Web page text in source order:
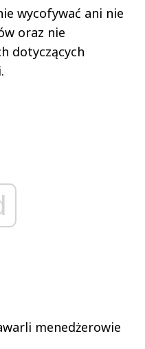
wycofywać ani nie
oraz nie
dotyczących
menedżerowie